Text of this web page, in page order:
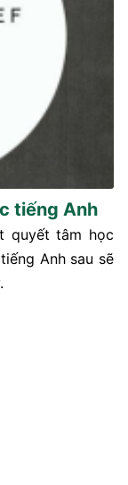
tiếng Anh
quyết tâm học
Anh sau sẽ